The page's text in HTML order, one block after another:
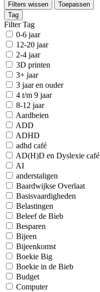
Filters wissen
Toepassen
Tag
Filter Tag
0-6 jaar
12-20 jaar
2-4 jaar
3D printen
3+ jaar
3 jaar en ouder
4 t/m 9 jaar
8-12 jaar
Aardbeien
ADD
ADHD
adhd café
AD(H)D en Dyslexie café
AI
anderstaligen
Baardwijkse Overlaat
Basisvaardigheden
Belastingen
Beleef de Bieb
Besparen
Bijeen
Bijeenkomst
Boekie Big
Boekie in de Bieb
Budget
Computer